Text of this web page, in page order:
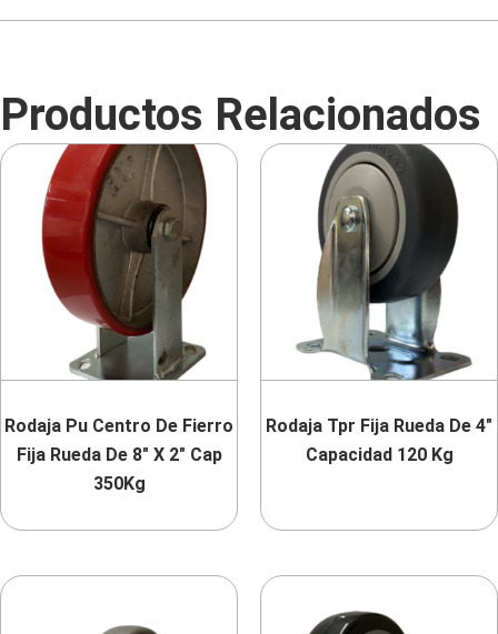
Productos Relacionados
Rodaja Pu Centro De Fierro
Fija Rueda De 8″ X 2″ Cap
350Kg
Rodaja Tpr Fija Rueda De 4″
Capacidad 120 Kg